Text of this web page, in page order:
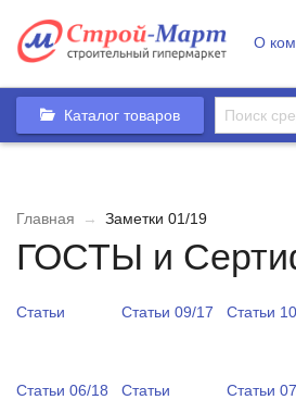
О
Каталог товаров
Главная → Заметки 01/19
ГОСТЫ и
Статьи Статьи 09/17 Статьи
Статьи 06/18
Статьи
Статьи